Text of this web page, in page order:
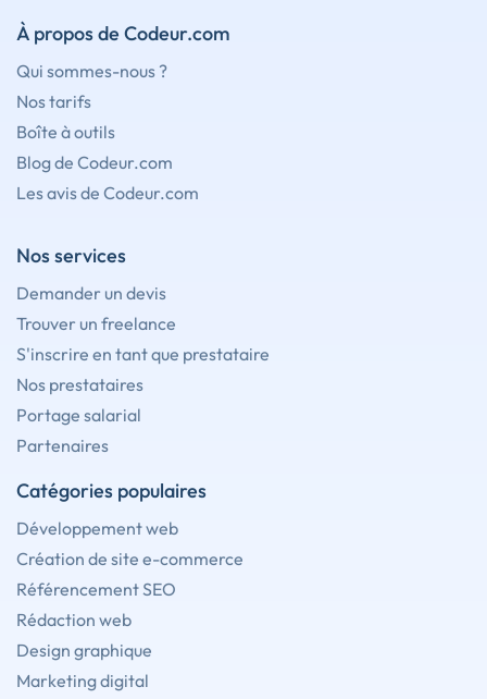
À propos de Codeur.com
Qui sommes-nous ?
Nos tarifs
Boîte à outils
Blog de Codeur.com
Les avis de Codeur.com
Nos services
Demander un devis
Trouver un freelance
S'inscrire en tant que prestataire
Nos prestataires
Portage salarial
Partenaires
Catégories populaires
Développement web
Création de site e-commerce
Référencement SEO
Rédaction web
Design graphique
Marketing digital